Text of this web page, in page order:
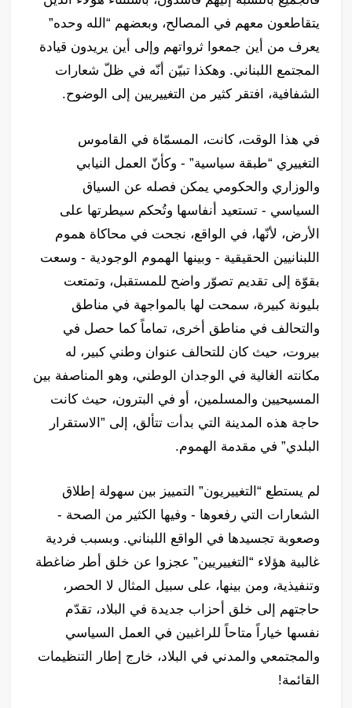
يتقاطعون معهم في المصالح، وبعضهم “الله وحده”
يعرف من أين جمعوا ثرواتهم وإلى أين يريدون قيادة
المجتمع اللبناني. وهكذا تبيّن أنّه في ظلّ شعارات
الشفافية، افتقر كثير من التغييريين إلى الوضوح.
في هذا الوقت، كانت، المسمّاة في القاموس
التغييري “طبقة سياسية” - وكأنّ العمل النيابي
والوزاري والحكومي يمكن فصله عن السياق
السياسي - تستعيد أنفاسها وتُحكم سيطرتها على
الأرض، لأنّها، في الواقع، نجحت في محاكاة هموم
اللبنانيين الحقيقية - وبينها الهموم الوجودية - وسعت
بقوّة إلى تقديم تصوّر واضح للمستقبل، وتمتعت
بليونة كبيرة، سمحت لها بالمواجهة في مناطق
والتحالف في مناطق أخرى، تماماً كما حصل في
بيروت، حيث كان للتحالف عنوان وطني كبير، له
مكانته الغالية في الوجدان الوطني، وهو المناصفة بين
المسيحيين والمسلمين، أو في البترون، حيث كانت
حاجة هذه المدينة التي بدأت تتألق، إلى ”الاستقرار
البلدي” في مقدمة الهموم.
لم يستطع “التغييريون” التمييز بين سهولة إطلاق
الشعارات التي رفعوها - وفيها الكثير من الصحة -
وصعوبة تجسيدها في الواقع اللبناني. وبسبب فردية
غالبية هؤلاء “التغييريين” عجزوا عن خلق أطر ضاغطة
وتنفيذية، ومن بينها، على سبيل المثال لا الحصر،
حاجتهم إلى خلق أحزاب جديدة في البلاد، تقدّم
نفسها خياراً متاحاً للراغبين في العمل السياسي
والمجتمعي والمدني في البلاد، خارج إطار التنظيمات
القائمة!